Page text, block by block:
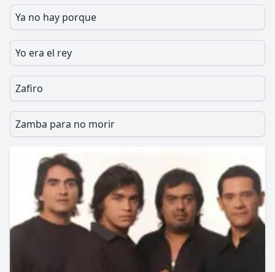
Ya no hay porque
Yo era el rey
Zafiro
Zamba para no morir